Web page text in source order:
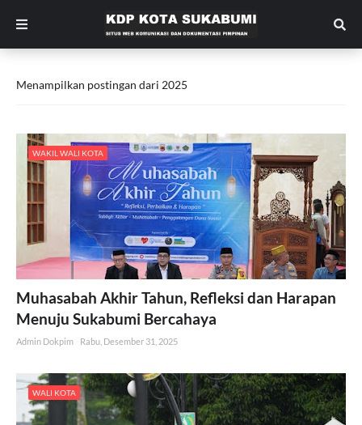
Menampilkan postingan dari 2025
WAKIL WALI KOTA
Muhasabah Akhir Tahun, Refleksi dan Harapan
Menuju Sukabumi Bercahaya
Admin Dokpim Rabu, Desember 31, 2025
WALI KOTA